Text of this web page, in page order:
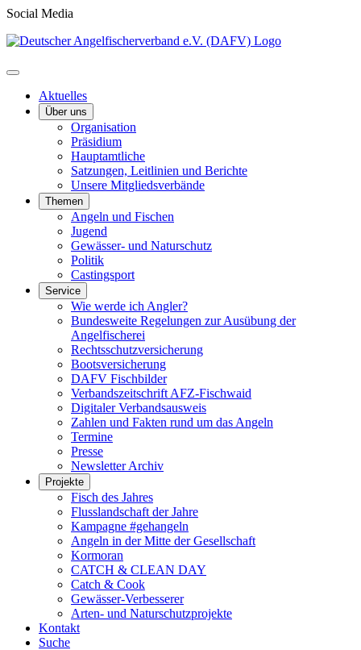
Social Media
Aktuelles
Über uns
Organisation
Präsidium
Hauptamtliche
Satzungen, Leitlinien und Berichte
Unsere Mitgliedsverbände
Themen
Angeln und Fischen
Jugend
Gewässer- und Naturschutz
Politik
Castingsport
Service
Wie werde ich Angler?
Bundesweite Regelungen zur Ausübung der
Angelfischerei
Rechtsschutzversicherung
Bootsversicherung
DAFV Fischbilder
Verbandszeitschrift AFZ-Fischwaid
Digitaler Verbandsausweis
Zahlen und Fakten rund um das Angeln
Termine
Presse
Newsletter Archiv
Projekte
Fisch des Jahres
Flusslandschaft der Jahre
Kampagne #gehangeln
Angeln in der Mitte der Gesellschaft
Kormoran
CATCH & CLEAN DAY
Catch & Cook
Gewässer-Verbesserer
Arten- und Naturschutzprojekte
Kontakt
Suche